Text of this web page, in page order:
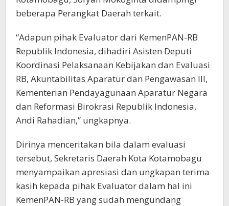
beberapa Perangkat Daerah terkait.
“Adapun pihak Evaluator dari KemenPAN-RB
Republik Indonesia, dihadiri Asisten Deputi
Koordinasi Pelaksanaan Kebijakan dan Evaluasi
RB, Akuntabilitas Aparatur dan Pengawasan III,
Kementerian Pendayagunaan Aparatur Negara
dan Reformasi Birokrasi Republik Indonesia,
Andi Rahadian,” ungkapnya.
Dirinya menceritakan bila dalam evaluasi
tersebut, Sekretaris Daerah Kota Kotamobagu
menyampaikan apresiasi dan ungkapan terima
kasih kepada pihak Evaluator dalam hal ini
KemenPAN-RB yang sudah mengundang